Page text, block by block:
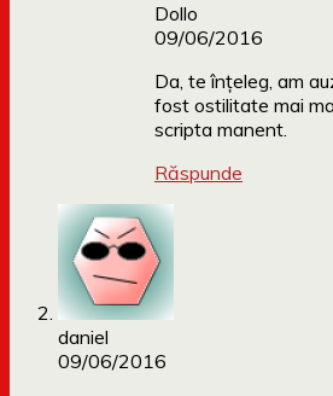
Dollo
09/06/2016
Da, te înțeleg, am
fost ostilitate mai
scripta manent.
Răspunde
daniel
09/06/2016